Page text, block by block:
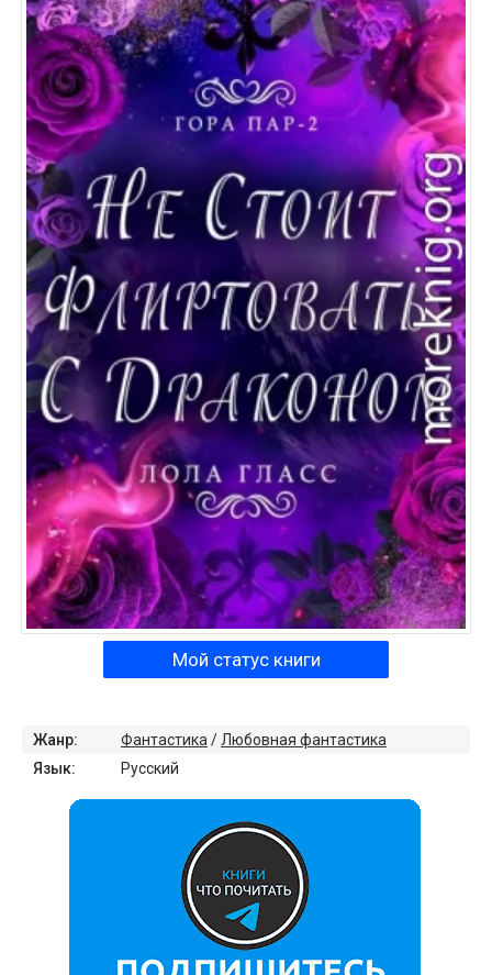
Мой статус книги
Жанр: Фантастика / Любовная фантастика
Язык:
Русский